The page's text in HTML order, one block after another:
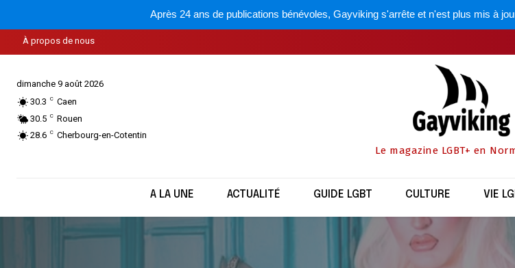
Après 24 ans de publications bénévoles, Gayviking s'arrête et n'est plus mis à
À propos de nous
dimanche 9 août 2026
30.3
C Caen
30.5 C Rouen
28.6 C Cherbourg-en-Cotentin
Le magazine LGBT+ en
A LA UNE ACTUALITÉ GUIDE LGBT CULTURE VIE